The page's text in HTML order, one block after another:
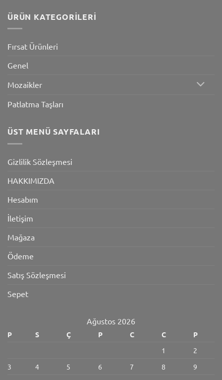
ÜRÜN KATEGORILERI
Fırsat Ürünleri
Genel
Mozaikler
Patlatma Taşları
ÜST MENÜ SAYFALARI
Gizlilik Sözleşmesi
HAKKIMIZDA
Hesabım
İletişim
Mağaza
Ödeme
Satış Sözleşmesi
Sepet
Ağustos 2026
P S Ç P C C
P
1
2
3
4 5 6 7 8
9